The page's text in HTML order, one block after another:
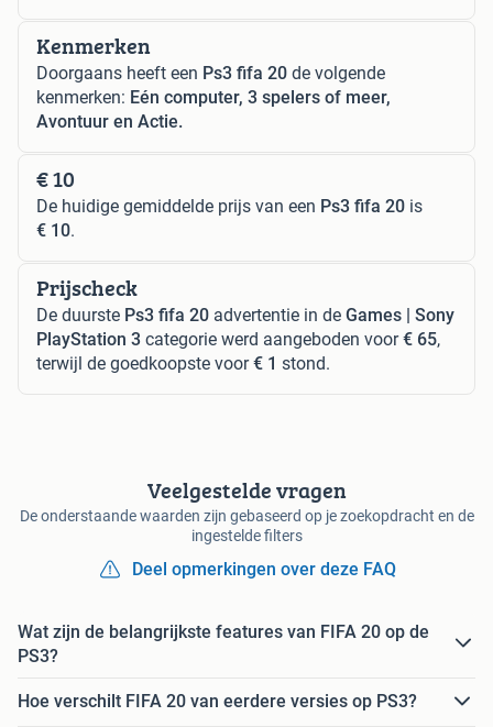
Kenmerken
Doorgaans heeft een Ps3 fifa 20 de volgende
kenmerken: Eén computer, 3 spelers of meer,
Avontuur en Actie.
€ 10
De huidige gemiddelde prijs van een Ps3 fifa 20 is
€ 10.
Prijscheck
De duurste Ps3 fifa 20 advertentie in de Games | Sony
PlayStation 3 categorie werd aangeboden voor€ 65,
terwijl de goedkoopste voor€ 1 stond.
Veelgestelde vragen
De onderstaande waarden zijn gebaseerd op je zoekopdracht en de
ingestelde filters
Deel opmerkingen over deze FAQ
Wat zijn de belangrijkste features van FIFA 20 op de
PS3?
Hoe verschilt FIFA 20 van eerdere versies op PS3?